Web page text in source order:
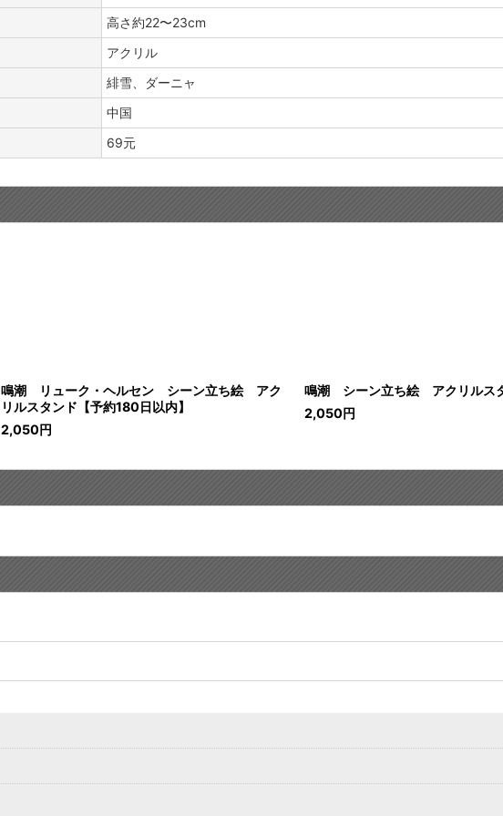
高さ約22〜23cm
アクリル
緋雪、ダーニャ
中国
69元
鳴潮 リューク・ヘルセン シーン立ち絵 アク
リルスタンド【予約180日以内】
2,050円
鳴潮 シーン立ち絵 アクリルス
2,050円